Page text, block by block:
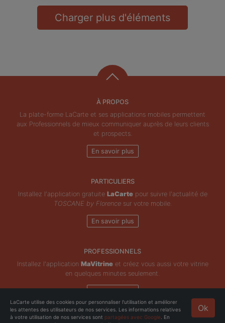
Charger plus d'éléments
À PROPOS
La plate-forme LaCarte et ses applications mobiles permettent
aux Professionnels de mieux communiquer auprès de leurs clients
et prospects.
En savoir plus
PARTICULIERS
Installez l'application gratuite LaCartepour suivre l'actualité de
TOSCANE by Florencesur votre mobile.
En savoir plus
PROFESSIONNELS
Installez l'application MaVitrineet créez vous aussi votre vitrine
en quelques minutes seulement.
En savoir plus
Copyright © ZeMAP 2026 - Tous droits réservés. Ok
LaCarte utilise des cookies pour personnaliser l'utilisation et améliorer
les attentes des utilisateurs de nos services. Les informations relatives
à votre utilisation de nos services sont partagées avec Google . En